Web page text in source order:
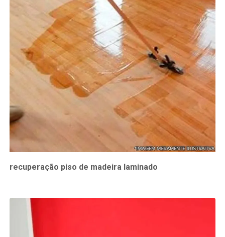
recuperação piso de madeira laminado